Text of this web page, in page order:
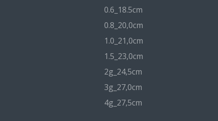
0.6_18.5cm
0.8_20,0cm
1.0_21,0cm
1.5_23,0cm
2g_24,5cm
3g_27,0cm
4g_27,5cm